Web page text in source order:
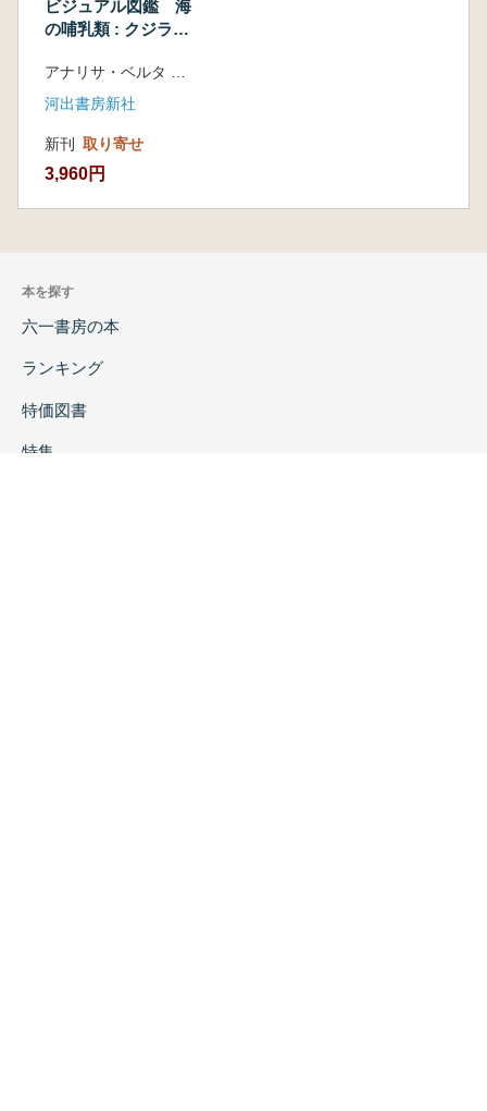
ビジュアル図鑑 海
の哺乳類 : クジラ・
シ、ジュゴン、ラッ
コ、絶滅動物まで
河出書房新社
新刊 取り寄せ
3,960円
本を探す
六一書房の本
ランキング
特価図書
特集